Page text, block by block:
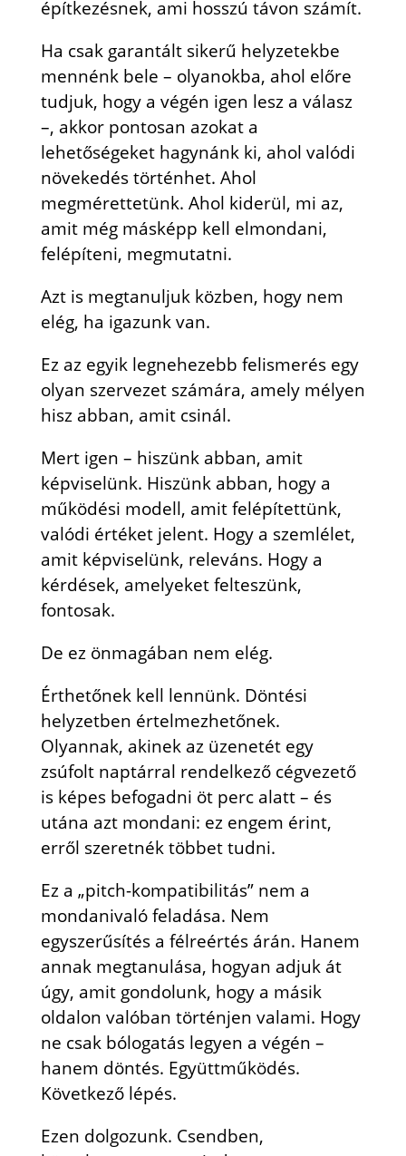
építkezésnek, ami hosszú távon számít.
Ha csak garantált sikerű helyzetekbe
mennénk bele – olyanokba, ahol előre
tudjuk, hogy a végén igen lesz a válasz
–, akkor pontosan azokat a
lehetőségeket hagynánk ki, ahol valódi
növekedés történhet. Ahol
megmérettetünk. Ahol kiderül, mi az,
amit még másképp kell elmondani,
felépíteni, megmutatni.
Azt is megtanuljuk közben, hogy nem
elég, ha igazunk van.
Ez az egyik legnehezebb felismerés egy
olyan szervezet számára, amely mélyen
hisz abban, amit csinál.
Mert igen – hiszünk abban, amit
képviselünk. Hiszünk abban, hogy a
működési modell, amit felépítettünk,
valódi értéket jelent. Hogy a szemlélet,
amit képviselünk, releváns. Hogy a
kérdések, amelyeket felteszünk,
fontosak.
De ez önmagában nem elég.
Érthetőnek kell lennünk. Döntési
helyzetben értelmezhetőnek.
Olyannak, akinek az üzenetét egy
zsúfolt naptárral rendelkező cégvezető
is képes befogadni öt perc alatt – és
utána azt mondani: ez engem érint,
erről szeretnék többet tudni.
Ez a „pitch-kompatibilitás” nem a
mondanivaló feladása. Nem
egyszerűsítés a félreértés árán. Hanem
annak megtanulása, hogyan adjuk át
úgy, amit gondolunk, hogy a másik
oldalon valóban történjen valami. Hogy
ne csak bólogatás legyen a végén –
hanem döntés. Együttműködés.
Következő lépés.
Ezen dolgozunk. Csendben,